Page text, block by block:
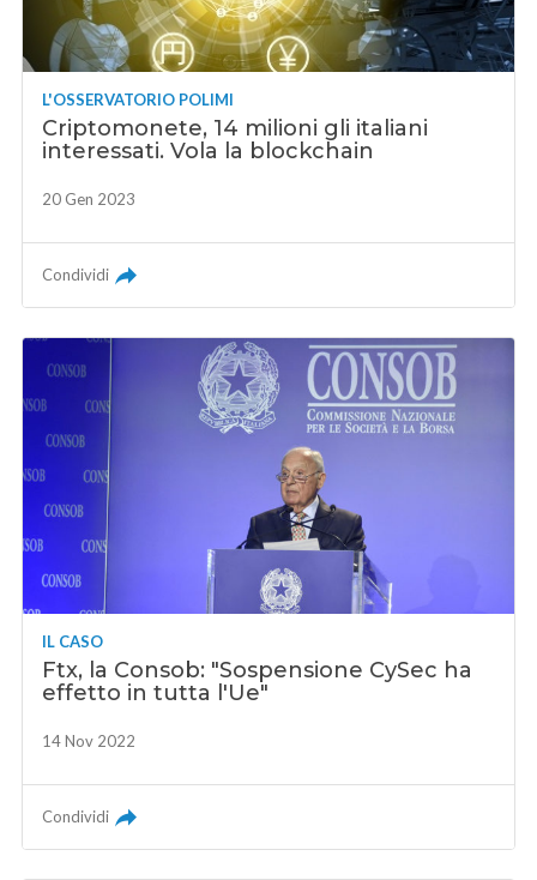
L'OSSERVATORIO POLIMI
Criptomonete, 14 milioni gli italiani
interessati. Vola la blockchain
20 Gen 2023
Condividi
IL CASO
Ftx, la Consob: "Sospensione CySec ha
effetto in tutta l'Ue"
14 Nov 2022
Condividi